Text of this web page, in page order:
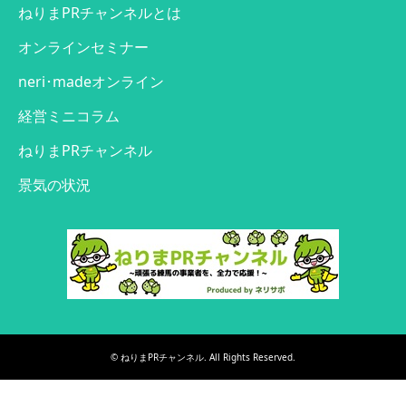
ねりまPRチャンネルとは
オンラインセミナー
neri･madeオンライン
経営ミニコラム
ねりまPRチャンネル
景気の状況
© ねりまPRチャンネル. All Rights Reserved.